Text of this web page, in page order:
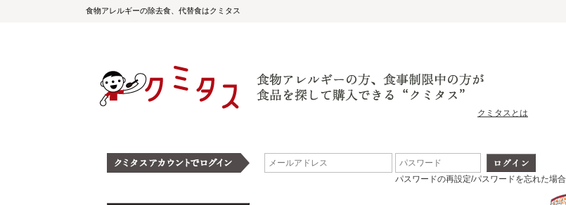
食物アレルギーの除去食、代替食はクミタス
クミタスとは
パスワードの再設定/パスワードを忘れた場合